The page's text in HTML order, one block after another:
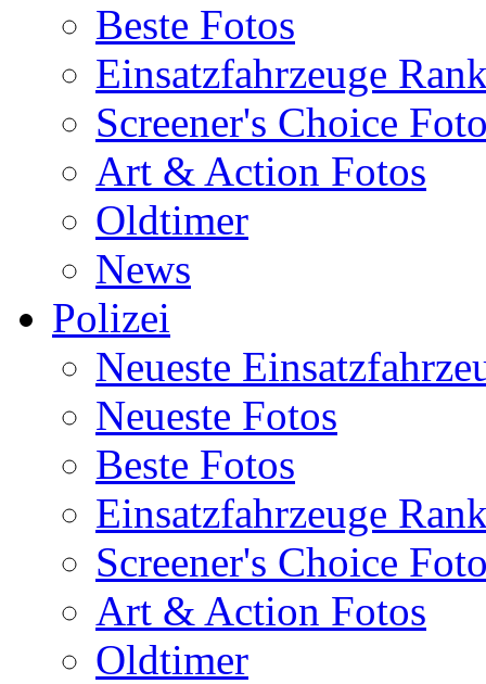
Beste Fotos
Einsatzfahrzeuge
Screener's Choice
Art & Action Fotos
Oldtimer
News
Polizei
Neueste
Neueste Fotos
Beste Fotos
Einsatzfahrzeuge
Screener's Choice
Art & Action Fotos
Oldtimer